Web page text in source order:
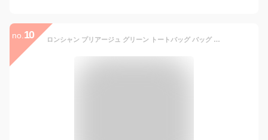
no. 10 ロンシャン プリアージュ グリーン トートバッグ バッグ Lサイズ リサイクル レディース LONGCHAMP L1899 919【返品OK】